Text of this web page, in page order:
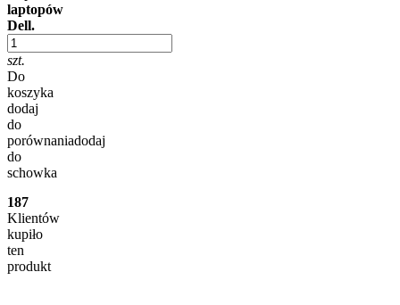
laptopów
Dell.
szt.
Do
koszyka
dodaj
do
porównaniadodaj
do
schowka
187
Klientów
kupiło
ten
produkt